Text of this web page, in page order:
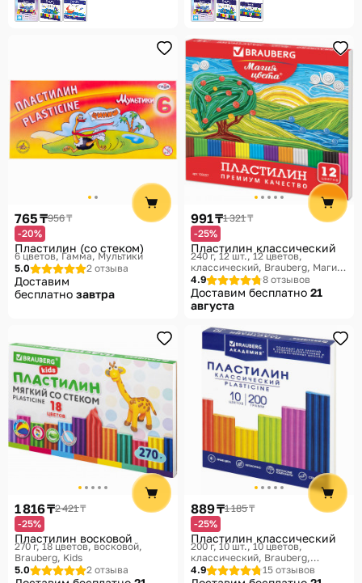
765 ₸956 ₸
-20%
Пластилин (со стеком)
6 цветов Гамма, Мультики
5.0
2 отзыва
Доставим
бесплатно завтра
991 ₸1 321 ₸
-25%
Пластилин классический
240 г, 12 шт., 12 цветов,
классический Brauberg, Магия
цвета
4.9 8 отзывов
Доставим бесплатно 21
августа
1 816 ₸2 421 ₸
-25%
Пластилин восковой
270 г, 18 цветов, восковой
Brauberg, Kids
5.0
2 отзыва
889 ₸1 185 ₸
-25%
Пластилин классический
200 г, 10 шт., 10 цветов,
классический Brauberg,
Академия
4.9 15 отзывов